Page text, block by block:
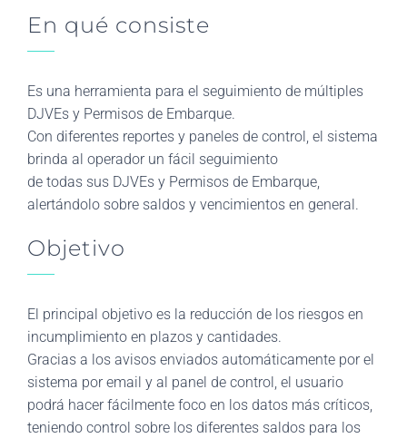
En qué consiste
Es una herramienta para el seguimiento de múltiples
DJVEs y Permisos de Embarque.
Con diferentes reportes y paneles de control, el sistema
brinda al operador un fácil seguimiento
de todas sus DJVEs y Permisos de Embarque,
alertándolo sobre saldos y vencimientos en general.
Objetivo
El principal objetivo es la reducción de los riesgos en
incumplimiento en plazos y cantidades.
Gracias a los avisos enviados automáticamente por el
sistema por email y al panel de control, el usuario
podrá hacer fácilmente foco en los datos más críticos,
teniendo control sobre los diferentes saldos para los